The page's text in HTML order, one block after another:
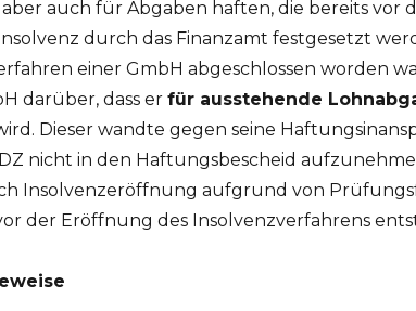
auch für Abgaben haften, die bereits vor
durch das Finanzamt festgesetzt
einer GmbH abgeschlossen worden
darüber, dass er für ausstehende
Dieser wandte gegen seine
nicht in den Haftungsbescheid
Insolvenzeröffnung aufgrund von
der Eröffnung des Insolvenzverfahrens